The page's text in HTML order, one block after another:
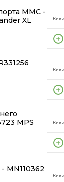
MMC -
XL
Киев
Киев
MPS
Киев
MN110362
Киев